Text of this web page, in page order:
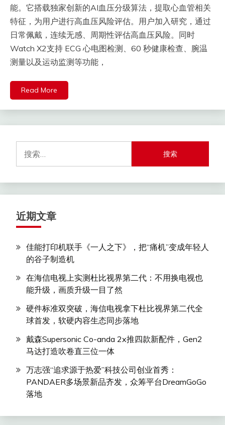
能。它搭载独家创新的AI血压分级算法，提取心血管相关
特征，为用户进行高血压风险评估。用户加入研究，通过
日常佩戴，连续无感、周期性评估高血压风险。同时
Watch X2支持 ECG 心电图检测、60 秒健康检查、腕温
测量以及运动监测等功能，
Read More
索：
近期文章
佳能打印机联手《一人之下》，把“痛机”变成年轻人
的谷子制造机
在海信电视上实测杜比视界第二代：不用换电视也
能升级，画质升级一目了然
硬件标准双突破，海信电视拿下杜比视界第二代全
球首发，软硬内容生态同步落地
戴森Supersonic Co-anda 2x推四款新配件，Gen2
马达打造吹卷直三位一体
万志强“追求源于热爱”科技公司创业首秀：
PANDAER多场景新品齐发，众筹平台DreamGoGo
落地